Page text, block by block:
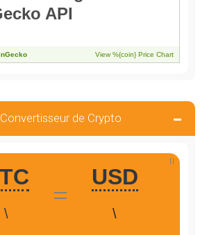
Convertisseur de Crypto